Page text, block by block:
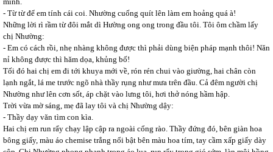
- Từ từ để em tính cái coi. Nhường cuống quít lên làm em hoảng quá à!
Những lời rì rầm từ đôi mắt dì Hường ong ong trong đầu tôi. Tôi ôm chầm lấy
chị Nhường:
- Em có cách rồi, nhẹ nhàng không được thì phải dùng biện pháp mạnh thôi! Năn
nỉ không được thì hăm dọa, khủng bố!
Tối đó hai chị em đi tới khuya mới về, rón rén chui vào giường, hai chân còn
lạnh ngắt, lá me trước ngõ nhà thầy rụng như mưa trên đầu. Cả đêm người chị
Nhường như lên cơn sốt, áp chặt vào lưng tôi, hơi thở nóng hầm hập.
Trời vừa mờ sáng, mẹ đã lay tôi và chị Nhường dậy:
- Thầy dạy văn tìm con kìa.
Hai chị em run rẩy chạy lập cập ra ngoài cổng rào. Thầy đứng đó, bên giàn hoa
bông giấy, màu áo chemise trắng nổi bật bên màu hoa tím, tay cầm xấp giấy dày